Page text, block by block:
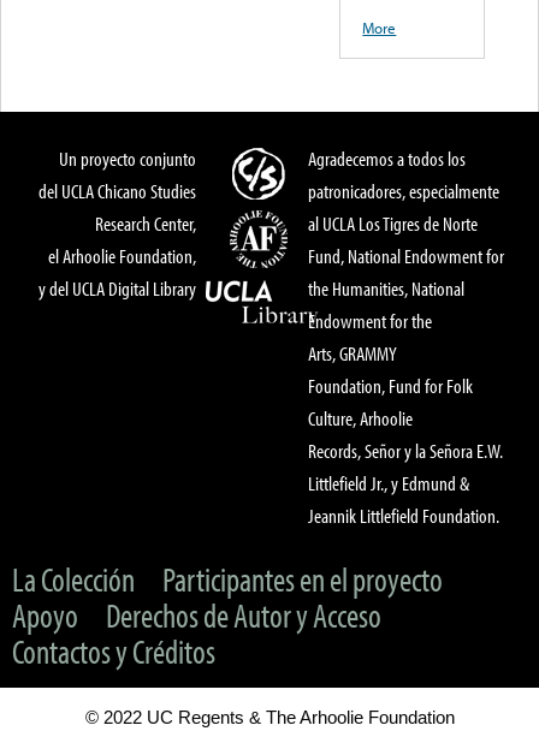
More
Un proyecto conjunto
del UCLA Chicano Studies
Research Center,
el Arhoolie Foundation,
y del UCLA Digital Library
Agradecemos a todos los
patronicadores, especialmente
al UCLA Los Tigres de Norte
Fund, National Endowment for
the Humanities, National
Endowment for the
Arts, GRAMMY
Foundation, Fund for Folk
Culture, Arhoolie
Records, Señor y la Señora E.W.
Littlefield Jr., y Edmund &
Jeannik Littlefield Foundation.
La Colección
Participantes en el proyecto
Apoyo
Derechos de Autor y Acceso
Contactos y Créditos
© 2022 UC Regents & The Arhoolie Foundation